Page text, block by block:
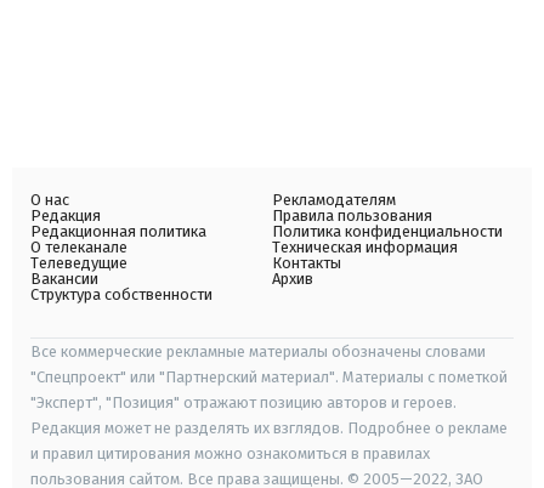
О нас
Редакция
Редакционная политика
О телеканале
Телеведущие
Вакансии
Структура собственности
Рекламодателям
Правила пользования
Политика конфиденциальности
Техническая информация
Контакты
Архив
Все коммерческие рекламные материалы обозначены словами
"Спецпроект" или "Партнерский материал". Материалы с пометкой
"Эксперт", "Позиция" отражают позицию авторов и героев.
Редакция может не разделять их взглядов. Подробнее о рекламе
и правил цитирования можно ознакомиться в правилах
пользования сайтом. Все права защищены. © 2005—2022, ЗАО